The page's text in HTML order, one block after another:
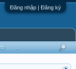
Đăng nhập | Đăng ký